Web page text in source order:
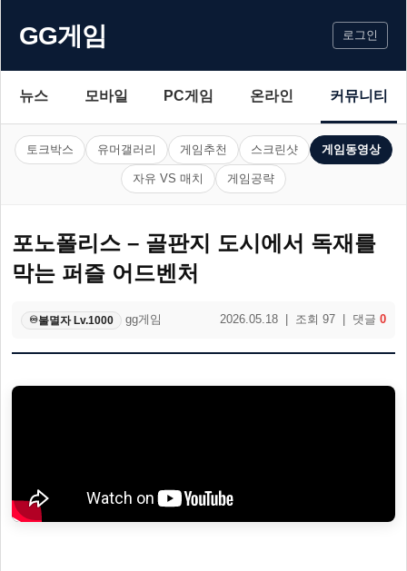
GG게임 로그인
뉴스 모바일 PC게임 온라인 커뮤니티
토크박스 유머갤러리 게임추천 스크린샷 게임동영상
자유 VS 매치 게임공략
포노폴리스 – 골판지 도시에서 독재를
막는 퍼즐 어드벤처
♾️불멸자 Lv.1000 gg게임 2026.05.18 | 조회 97 | 댓글 0